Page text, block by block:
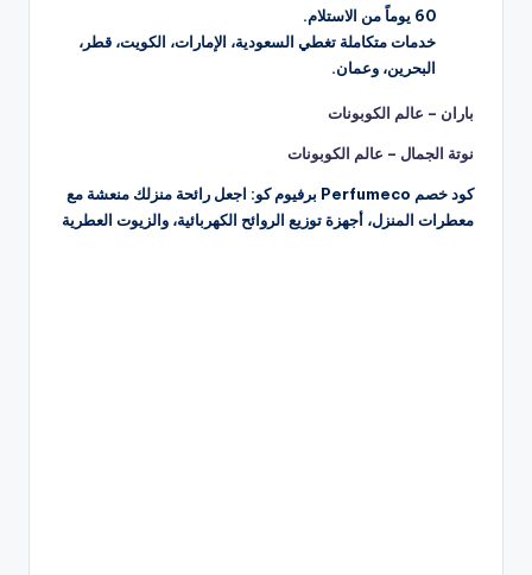
60 يوماً من الاستلام.
خدمات متكاملة تغطي السعودية، الإمارات، الكويت، قطر،
البحرين، وعمان.
باران – عالم الكوبونات
نوتة الجمال – عالم الكوبونات
كود خصم Perfumeco برفيوم كو: اجعل رائحة منزلك منعشة مع
معطرات المنزل، أجهزة توزيع الروائح الكهربائية، والزيوت العطرية